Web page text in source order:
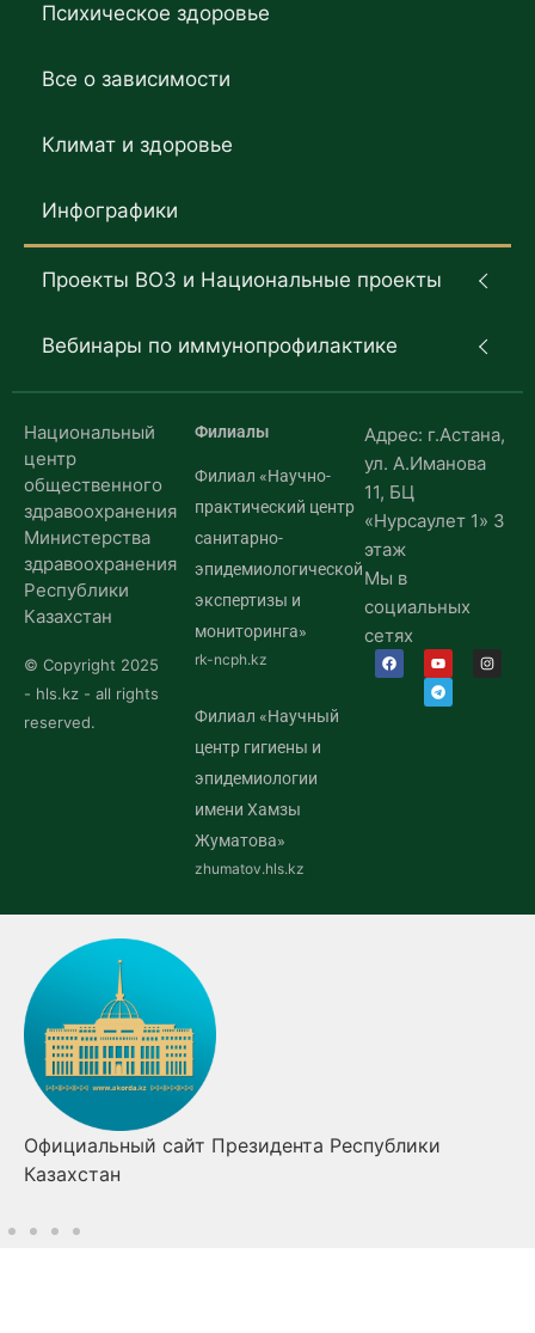
Психическое здоровье
Все о зависимости
Климат и здоровье
Инфографики
Проекты ВОЗ и Национальные проекты
Вебинары по иммунопрофилактике
Национальный
центр
общественного
здравоохранения
Министерства
здравоохранения
Республики
Казахстан
© Copyright 2025
- hls.kz - all rights
reserved.
Филиалы
Филиал «Научно-
практический центр
санитарно-
эпидемиологической
экспертизы и
мониторинга»
rk-ncph.kz
Филиал «Научный
центр гигиены и
эпидемиологии
имени Хамзы
Жуматова»
zhumatov.hls.kz
Адрес: г.Астана,
ул. А.Иманова
11, БЦ
«Нурсаулет 1» 3
этаж
Мы в
социальных
сетях
Официальный сайт Президента Республики
Казахстан